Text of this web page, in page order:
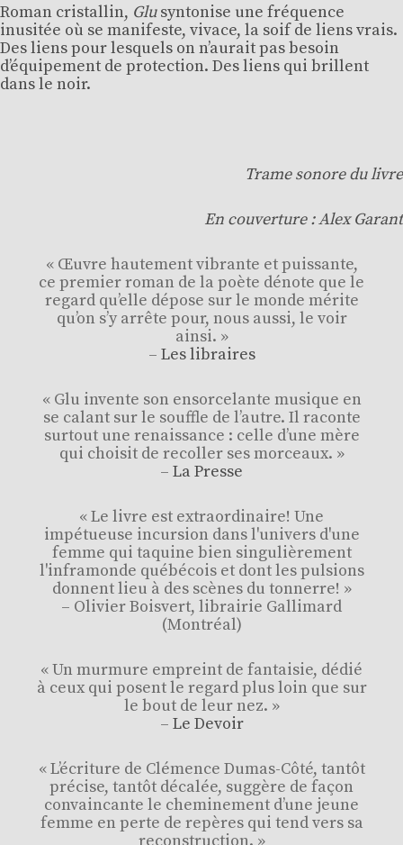
Roman cristallin, Glusyntonise une fréquence
inusitée où se manifeste, vivace, la soif de liens vrais.
Des liens pour lesquels on n’aurait pas besoin
d’équipement de protection. Des liens qui brillent
dans le noir.
Trame sonore du livre
En couverture :Alex Garant
« Œuvre hautement vibrante et puissante,
ce premier roman de la poète dénote que le
regard qu’elle dépose sur le monde mérite
qu’on s’y arrête pour, nous aussi, le voir
ainsi. »
– Les libraires
« Glu invente son ensorcelante musique en
se calant sur le souffle de l’autre. Il raconte
surtout une renaissance : celle d’une mère
qui choisit de recoller ses morceaux. »
– La Presse
« Le livre est extraordinaire! Une
impétueuse incursion dans l'univers d'une
femme qui taquine bien singulièrement
l'inframonde québécois et dont les pulsions
donnent lieu à des scènes du tonnerre! »
– Olivier Boisvert, librairie Gallimard
(Montréal)
« Un murmure empreint de fantaisie, dédié
à ceux qui posent le regard plus loin que sur
le bout de leur nez. »
– Le Devoir
« L’écriture de Clémence Dumas-Côté, tantôt
précise, tantôt décalée, suggère de façon
convaincante le cheminement d’une jeune
femme en perte de repères qui tend vers sa